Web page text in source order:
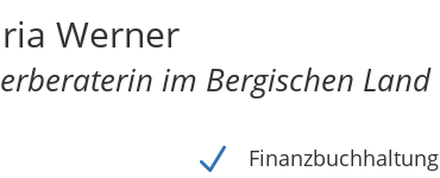
Werner
im Bergischen Land
N Finanzbuchhaltung